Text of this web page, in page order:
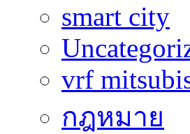
smart city
vrf
กฎหมาย